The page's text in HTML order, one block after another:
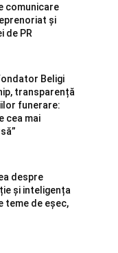
comunicare
și
de PR
Beligi
transparență
funerare:
cea mai
despre
și inteligența
teme de eșec,